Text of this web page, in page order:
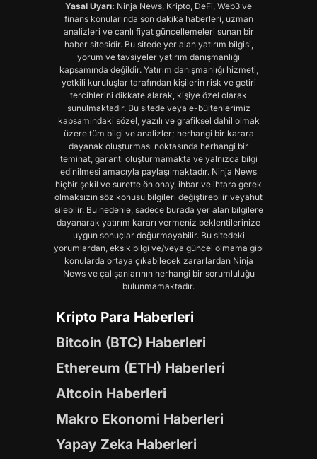
Yasal Uyarı: Ninja News, Kripto, DeFi, Web3 ve
finans konularında son dakika haberleri, uzman
analizleri ve canlı fiyat güncellemeleri sunan bir
haber sitesidir. Bu sitede yer alan yatırım bilgisi,
yorum ve tavsiyeler yatırım danışmanlığı
kapsamında değildir. Yatırım danışmanlığı hizmeti,
yetkili kuruluşlar tarafından kişilerin risk ve getiri
tercihlerini dikkate alarak, kişiye özel olarak
sunulmaktadır. Bu sitede veya e-bültenlerimiz
kapsamındaki sözel, yazılı ve grafiksel dahil olmak
üzere tüm bilgi ve analizler; herhangi bir karara
dayanak oluşturması noktasında herhangi bir
teminat, garanti oluşturmamakta ve yalnızca bilgi
edinilmesi amacıyla paylaşılmaktadır. Ninja News
hiçbir şekil ve surette ön onay, ihbar ve ihtara gerek
olmaksızın söz konusu bilgileri değiştirebilir veyahut
silebilir. Bu nedenle, sadece burada yer alan bilgilere
dayanarak yatırım kararı vermeniz beklentilerinize
uygun sonuçlar doğurmayabilir. Bu sitedeki
yorumlardan, eksik bilgi ve/veya güncel olmama gibi
konularda ortaya çıkabilecek zararlardan Ninja
News ve çalışanlarının herhangi bir sorumluluğu
bulunmamaktadır.
Kripto Para Haberleri
Bitcoin (BTC) Haberleri
Ethereum (ETH) Haberleri
Altcoin Haberleri
Makro Ekonomi Haberleri
Yapay Zeka Haberleri